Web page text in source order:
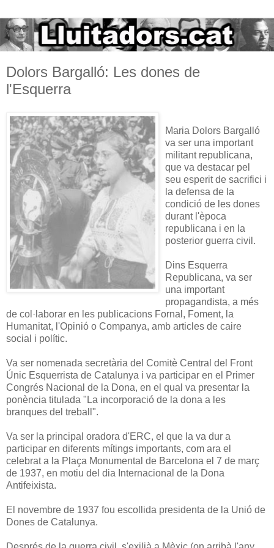
Dolors Bargalló: Les dones de
l'Esquerra
Maria Dolors Bargalló
va ser una important
militant republicana,
que va destacar pel
seu esperit de sacrifici i
la defensa de la
condició de les dones
durant l'època
republicana i en la
posterior guerra civil.
Dins Esquerra
Republicana, va ser
una important
propagandista, a més
de col·laborar en les publicacions Fornal, Foment, la
Humanitat, l'Opinió o Companya, amb articles de caire
social i polític.
Va ser nomenada secretària del Comitè Central del Front
Únic Esquerrista de Catalunya i va participar en el Primer
Congrés Nacional de la Dona, en el qual va presentar la
ponència titulada "La incorporació de la dona a les
branques del treball".
Va ser la principal oradora d'ERC, el que la va dur a
participar en diferents mítings importants, com ara el
celebrat a la Plaça Monumental de Barcelona el 7 de març
de 1937, en motiu del dia Internacional de la Dona
Antifeixista.
El novembre de 1937 fou escollida presidenta de la Unió de
Dones de Catalunya.